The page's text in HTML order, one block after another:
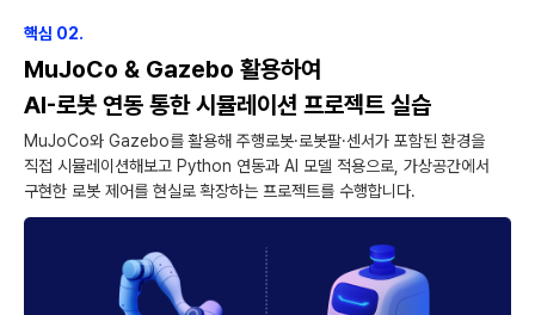
핵심 02.
MuJoCo & Gazebo 활용하여
AI-로봇 연동 통한 시뮬레이션 프로젝트 실습
MuJoCo와 Gazebo를 활용해 주행로봇·로봇팔·센서가 포함된 환경을
직접 시뮬레이션해보고 Python 연동과 AI 모델 적용으로, 가상공간에서
구현한 로봇 제어를 현실로 확장하는 프로젝트를 수행합니다.